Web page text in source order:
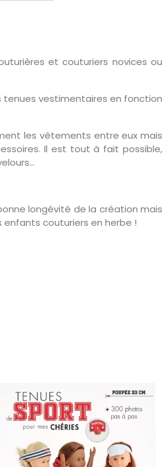
et couturiers novices ou
tenues vestimentaires en fonction
les vêtements entre eux mais
Il est tout à fait possible,
longévité de la création mais
enfants couturiers en herbe !